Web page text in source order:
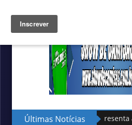
Últimas Notícias
Sudu apresenta as novas